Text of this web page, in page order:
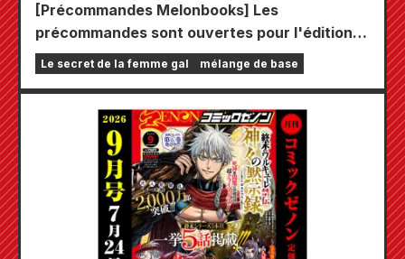
[Précommandes Melonbooks] Les
précommandes sont ouvertes pour l'édition
limitée comprenant un tapis de jeu spécial
orné d'une magnifique illustration de Fuyuki
Secret of the Gal Bride » sortira le 20
Le secret de la femme gal mélange de base